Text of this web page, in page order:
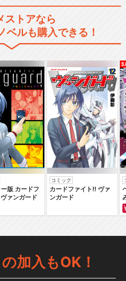
薄桜鬼 雪華録 第三章 ～原田
左之助～
薄桜鬼 雪華録 第四章 ～藤堂
平助～
薄桜鬼 雪華録 第五章 ～土方
歳三～
劇場版 薄桜鬼 第一章 京都乱
劇場版 薄桜鬼 第二章 士魂蒼
穹
ストアなら
ベルも購入できる！
版 カードフ
ァンガード
コミック
カードファイト‼ ヴァ
ンガード
加入もOK！